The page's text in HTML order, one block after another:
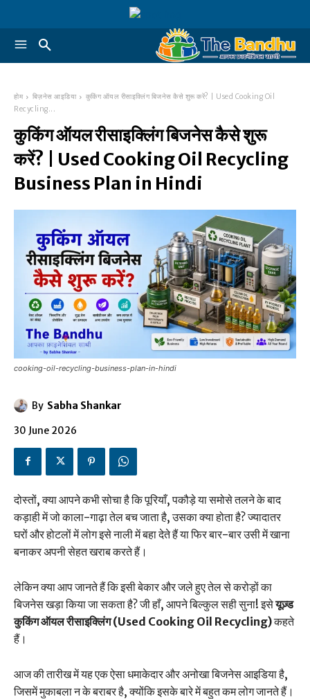
होम बिज़नेस आइडिया
कुकिंग ऑयल रीसाइक्लिंग बिजनेस कैसे शुरू करें? | Used Cooking Oil
Recycling...
कुकिंग ऑयल रीसाइक्लिंग बिजनेस कैसे शुरू
करें? | Used Cooking Oil Recycling
Business Plan in Hindi
cooking-oil-recycling-business-plan-in-hindi
By Sabha Shankar
30 June 2026
दोस्तों, क्या आपने कभी सोचा है कि पूरियाँ, पकौड़े या समोसे तलने के बाद
कड़ाही में जो काला-गाढ़ा तेल बच जाता है, उसका क्या होता है? ज्यादातर
घरों और होटलों में लोग इसे नाली में बहा देते हैं या फिर बार-बार उसी में खाना
बनाकर अपनी सेहत खराब करते हैं।
लेकिन क्या आप जानते हैं कि इसी बेकार और जले हुए तेल से करोड़ों का
बिजनेस खड़ा किया जा सकता है? जी हाँ, आपने बिल्कुल सही सुना! इसेयूज़्ड
कुकिंग ऑयल रीसाइक्लिंग (Used Cooking Oil Recycling)कहते
हैं।
आज की तारीख में यह एक ऐसा धमाकेदार और अनोखा बिजनेस आइडिया है,
जिसमें मुकाबला न के बराबर है, क्योंकि इसके बारे में बहुत कम लोग जानते हैं।